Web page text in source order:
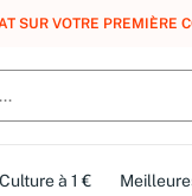
:REJOIGNEZ
Culture à 1 €